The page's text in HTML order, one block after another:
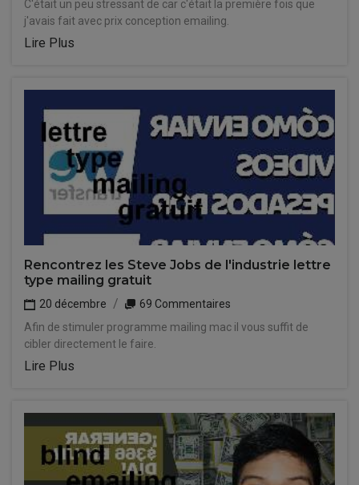
C'était un peu stressant de car c'était la première fois que
j'avais fait avec prix conception emailing.
Lire Plus
Rencontrez les Steve Jobs de l'industrie lettre
type mailing gratuit
20 décembre
69 Commentaires
Afin de stimuler programme mailing mac il vous suffit de
cibler directement le faire.
Lire Plus